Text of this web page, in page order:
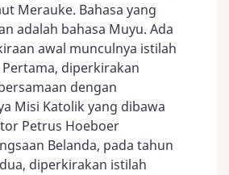
Merauke. Bahasa yang
adalah bahasa Muyu. Ada
awal munculnya istilah
Pertama, diperkirakan
dengan
Misi Katolik yang dibawa
Petrus Hoeboer
Belanda, pada tahun
diperkirakan istilah